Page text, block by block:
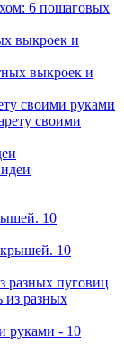
выкроек и
своими руками
10
разных пуговиц
руками - 10